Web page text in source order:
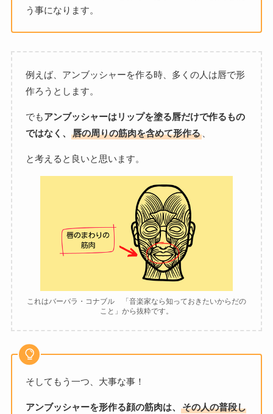
う事になります。
例えば、アンブッシャーを作る時、多くの人は唇で形
作ろうとします。
でもアンブッシャーはリップを塗る唇だけで作るもの
ではなく、唇の周りの筋肉を含めて形作る
と考えると良いと思います。
これはバーバラ・コナブル 「音楽家なら知っておきたいからだの
こと」から抜粋です。
そしてもう一つ、大事な事！
アンブッシャーを形作る顔の筋肉は、その人の普段し